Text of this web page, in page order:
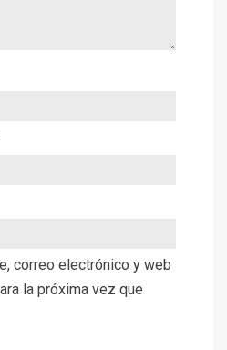
correo electrónico y web
la próxima vez que